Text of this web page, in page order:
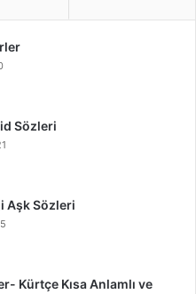
Sözleri
Aşk Sözleri
Kürtçe Kısa Anlamlı ve